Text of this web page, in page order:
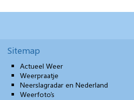
Sitemap
Actueel Weer
Weerpraatje
Neerslagradar en Nederland
Weerfoto’s